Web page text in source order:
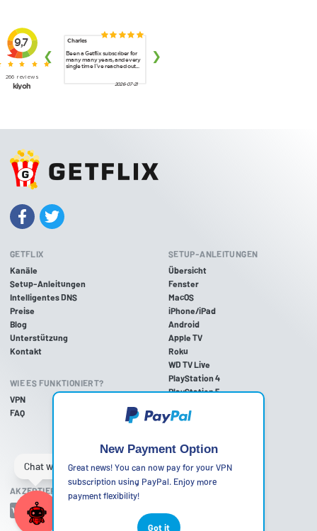
GETFLIX
Kanäle
Setup-Anleitungen
Intelligentes DNS
Preise
Blog
Unterstützung
Kontakt
WIE ES FUNKTIONIERT?
VPN
FAQ
SETUP-ANLEITUNGEN
Übersicht
Fenster
MacOS
iPhone/iPad
Android
Apple TV
Roku
WD TV Live
PlayStation 4
PlayStation 5
Xbox One
Nintendo Wii U
Nintendo Wii
AKZEPTIERTE ZAHLUNGSMETHODEN
New Payment Option
Great news! You can now pay for your VPN
subscription using PayPal. Enjoy more
payment flexibility!
Got it